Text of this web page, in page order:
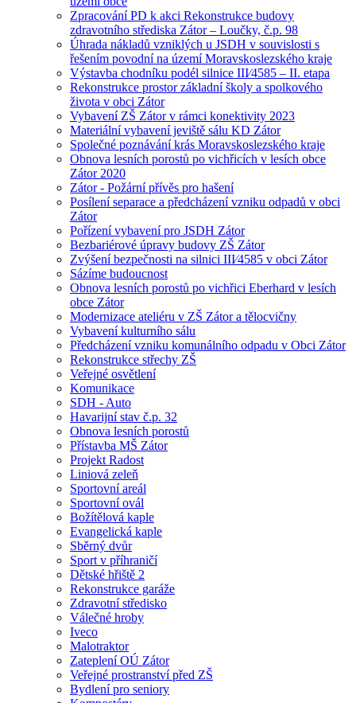
Zpracování PD k akci Rekonstrukce budovy
zdravotního střediska Zátor – Loučky, č.p. 98
Úhrada nákladů vzniklých u JSDH v souvislosti s
řešením povodní na území Moravskoslezského kraje
Výstavba chodníku podél silnice III⁄4585 – II. etapa
Rekonstrukce prostor základní školy a spolkového
života v obci Zátor
Vybavení ZŠ Zátor v rámci konektivity 2023
Materiální vybavení jeviště sálu KD Zátor
Společné poznávání krás Moravskoslezského kraje
Obnova lesních porostů po vichřicích v lesích obce
Zátor 2020
Zátor - Požární přívěs pro hašení
Posílení separace a předcházení vzniku odpadů v obci
Zátor
Pořízení vybavení pro JSDH Zátor
Bezbariérové úpravy budovy ZŠ Zátor
Zvýšení bezpečnosti na silnici III⁄4585 v obci Zátor
Sázíme budoucnost
Obnova lesních porostů po vichřici Eberhard v lesích
obce Zátor
Modernizace ateliéru v ZŠ Zátor a tělocvičny
Vybavení kulturního sálu
Předcházení vzniku komunálního odpadu v Obci Zátor
Rekonstrukce střechy ZŠ
Veřejné osvětlení
Komunikace
SDH - Auto
Havarijní stav č.p. 32
Obnova lesních porostů
Přístavba MŠ Zátor
Projekt Radost
Liniová zeleň
Sportovní areál
Sportovní ovál
Božítělová kaple
Evangelická kaple
Sběrný dvůr
Sport v příhraničí
Dětské hřiště 2
Rekonstrukce garáže
Zdravotní středisko
Válečné hroby
Iveco
Malotraktor
Zateplení OÚ Zátor
Veřejné prostranství před ZŠ
Bydlení pro seniory